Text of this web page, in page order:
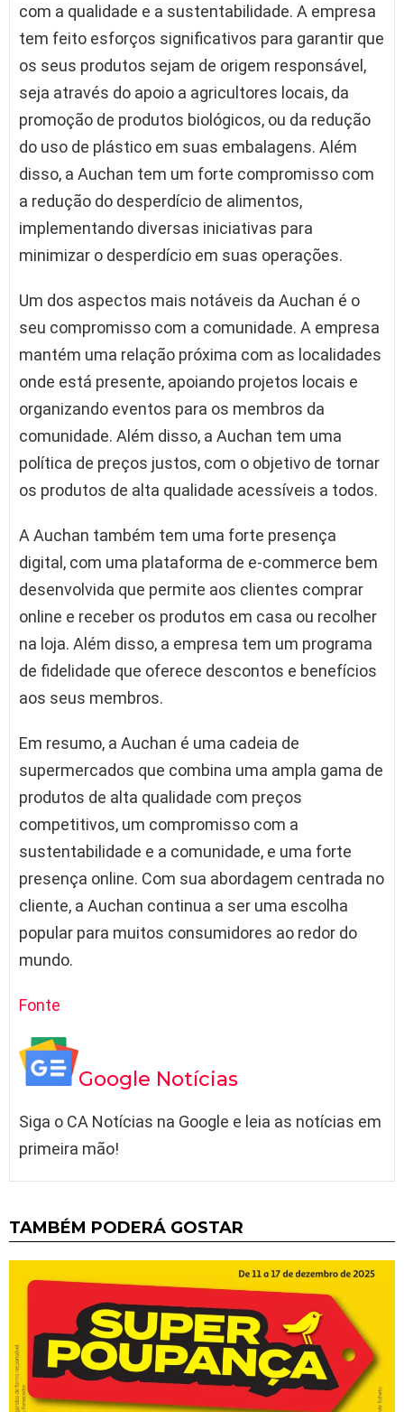
com a qualidade e a sustentabilidade. A empresa
tem feito esforços significativos para garantir que
os seus produtos sejam de origem responsável,
seja através do apoio a agricultores locais, da
promoção de produtos biológicos, ou da redução
do uso de plástico em suas embalagens. Além
disso, a Auchan tem um forte compromisso com
a redução do desperdício de alimentos,
implementando diversas iniciativas para
minimizar o desperdício em suas operações.
Um dos aspectos mais notáveis da Auchan é o
seu compromisso com a comunidade. A empresa
mantém uma relação próxima com as localidades
onde está presente, apoiando projetos locais e
organizando eventos para os membros da
comunidade. Além disso, a Auchan tem uma
política de preços justos, com o objetivo de tornar
os produtos de alta qualidade acessíveis a todos.
A Auchan também tem uma forte presença
digital, com uma plataforma de e-commerce bem
desenvolvida que permite aos clientes comprar
online e receber os produtos em casa ou recolher
na loja. Além disso, a empresa tem um programa
de fidelidade que oferece descontos e benefícios
aos seus membros.
Em resumo, a Auchan é uma cadeia de
supermercados que combina uma ampla gama de
produtos de alta qualidade com preços
competitivos, um compromisso com a
sustentabilidade e a comunidade, e uma forte
presença online. Com sua abordagem centrada no
cliente, a Auchan continua a ser uma escolha
popular para muitos consumidores ao redor do
mundo.
Fonte
Google Notícias
Siga o CA Notícias na Google e leia as notícias em
primeira mão!
TAMBÉM PODERÁ GOSTAR